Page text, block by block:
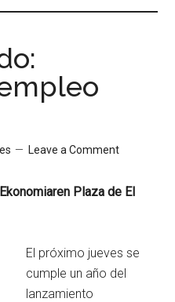
Leave a Comment
Plaza de El
El próximo jueves se
cumple un año del
lanzamiento